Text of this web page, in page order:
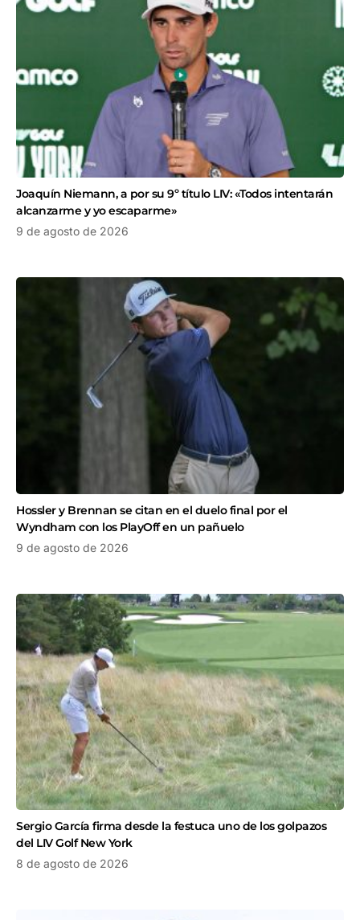
Joaquín Niemann, a por su 9º título LIV: «Todos intentarán
alcanzarme y yo escaparme»
9 de agosto de 2026
Hossler y Brennan se citan en el duelo final por el
Wyndham con los PlayOff en un pañuelo
9 de agosto de 2026
Sergio García firma desde la festuca uno de los golpazos
del LIV Golf New York
8 de agosto de 2026